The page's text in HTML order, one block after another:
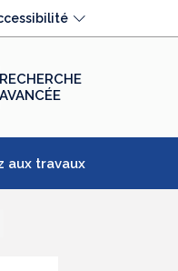
RECHERCHE
AVANCÉE
aux travaux